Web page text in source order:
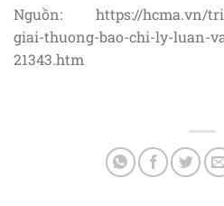
Nguồn: https://hcma.vn/
giai-thuong-bao-chi-ly-luan-
21343.htm